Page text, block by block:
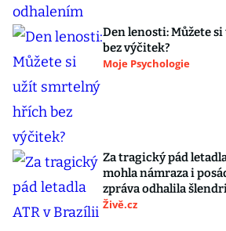
Den lenosti: Můžete
bez výčitek?
Moje Psychologie
Za tragický pád
mohla námraza i
zpráva odhalila
Živě.cz